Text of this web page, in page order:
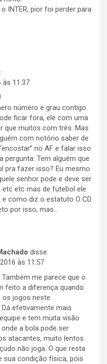
INTER, pior foi perder para
às 11:37
número e grau contigo.
ficar fora, ele com uma
que muitos com três. Mas
com notório saber de
no AF e falar isso
pergunta: Tem alguém que
pra fazer isso? Eu mesmo
senhor pode e deve ser
etc etc mas de futebol ele
e como diz o estatuto O CD
por isso, mas…
disse:
às 11:57
Também me parece que o
feito a diferença quando
os jogos neste
efetivamente mais
e tem muita visão
a bola pode ser
atacantes, muito lentos
não joga. O que resta
sua condição física, pois